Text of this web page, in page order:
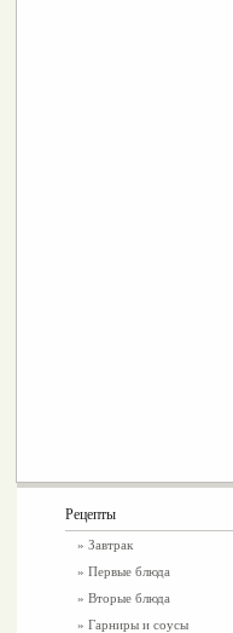
Рецепты
» Завтрак
» Первые блюда
» Вторые блюда
» Гарниры и соусы